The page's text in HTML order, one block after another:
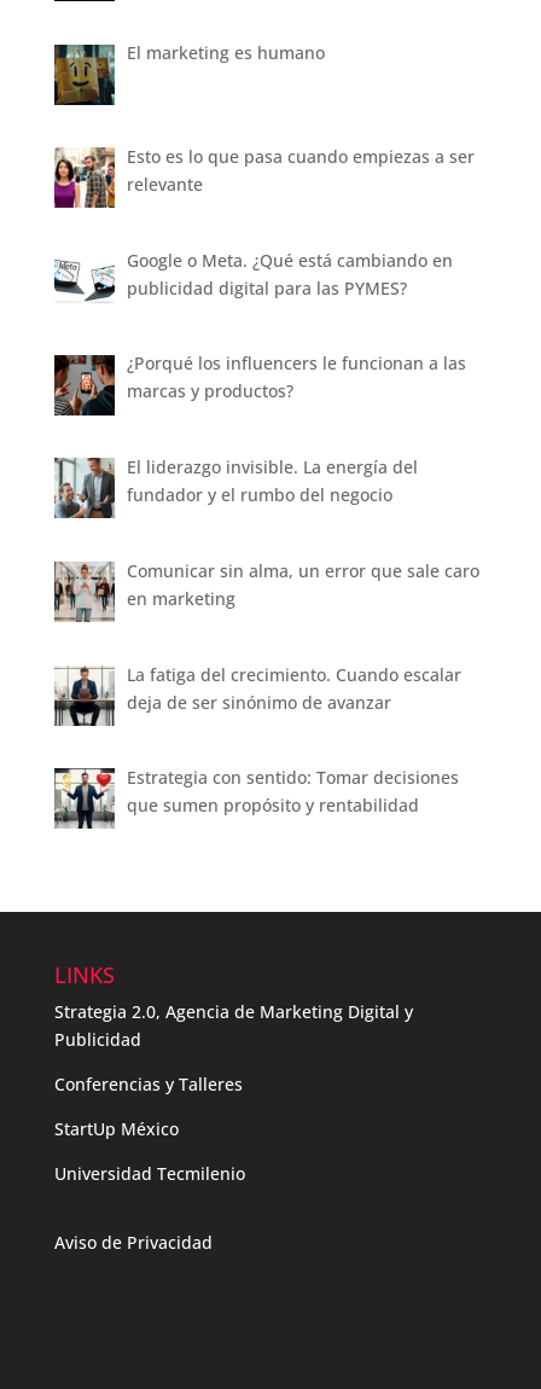
El marketing es humano
Esto es lo que pasa cuando empiezas a ser
relevante
Google o Meta. ¿Qué está cambiando en
publicidad digital para las PYMES?
¿Porqué los influencers le funcionan a las
marcas y productos?
El liderazgo invisible. La energía del
fundador y el rumbo del negocio
Comunicar sin alma, un error que sale caro
en marketing
La fatiga del crecimiento. Cuando escalar
deja de ser sinónimo de avanzar
Estrategia con sentido: Tomar decisiones
que sumen propósito y rentabilidad
LINKS
Strategia 2.0, Agencia de Marketing Digital y
Publicidad
Conferencias y Talleres
StartUp México
Universidad Tecmilenio
Aviso de Privacidad